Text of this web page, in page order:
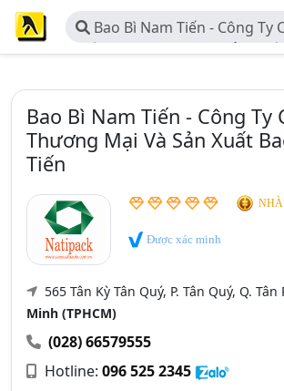
Bao Bì Nam Tiến - Công Ty
Phần Thương Mại Và Sản
Bao Bì Nam Tiến - Công Ty
Thương Mại Và Sản Xuất
Tiến
Được xác minh
565 Tân Kỳ Tân Quý, P. Tân Quý, Q. Tân
Minh (TPHCM)
(028) 66579555
Hotline: 096 525 2345